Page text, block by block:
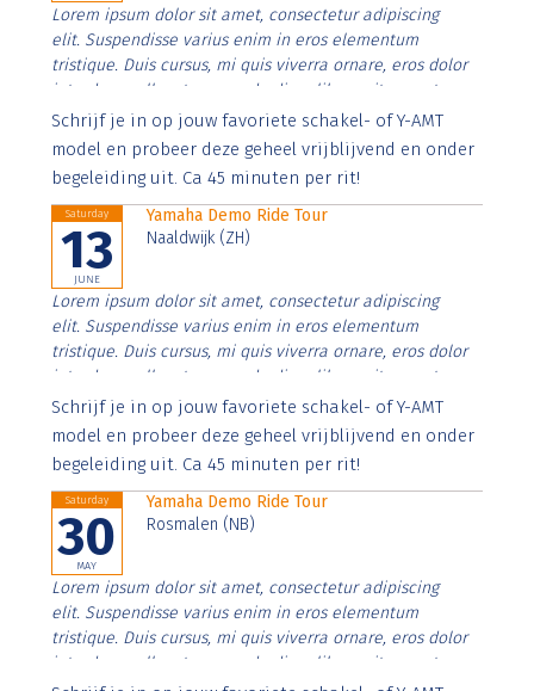
Lorem ipsum dolor sit amet, consectetur adipiscing
elit. Suspendisse varius enim in eros elementum
tristique. Duis cursus, mi quis viverra ornare, eros dolor
interdum nulla, ut commodo diam libero vitae erat.
Aenean faucibus nibh et justo cursus id rutrum lorem
imperdiet. Nunc ut sem vitae risus tristique posuere.
Schrijf je in op jouw favoriete schakel- of Y-AMT
model en probeer deze geheel vrijblijvend en onder
begeleiding uit. Ca 45 minuten per rit!
Saturday
13
JUNE
Yamaha Demo Ride Tour
Naaldwijk (ZH)
Lorem ipsum dolor sit amet, consectetur adipiscing
elit. Suspendisse varius enim in eros elementum
tristique. Duis cursus, mi quis viverra ornare, eros dolor
interdum nulla, ut commodo diam libero vitae erat.
Aenean faucibus nibh et justo cursus id rutrum lorem
imperdiet. Nunc ut sem vitae risus tristique posuere.
Schrijf je in op jouw favoriete schakel- of Y-AMT
model en probeer deze geheel vrijblijvend en onder
begeleiding uit. Ca 45 minuten per rit!
Saturday
30
MAY
Yamaha Demo Ride Tour
Rosmalen (NB)
Lorem ipsum dolor sit amet, consectetur adipiscing
elit. Suspendisse varius enim in eros elementum
tristique. Duis cursus, mi quis viverra ornare, eros dolor
interdum nulla, ut commodo diam libero vitae erat.